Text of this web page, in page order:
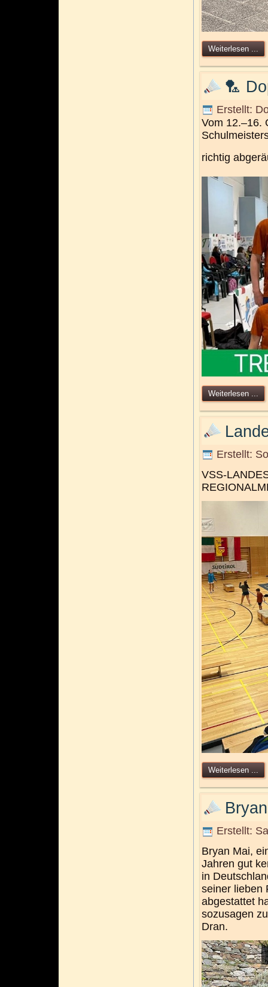
Weiterlesen ...
🏸
Erstellt:
Vom 12.–16.
richtig
Weiterlesen ...
Erstellt:
VSS-
Weiterlesen ...
Erstellt:
Bryan Mai,
Jahren gut
in
seiner lieben
abgestattet
sozusagen
Dran.